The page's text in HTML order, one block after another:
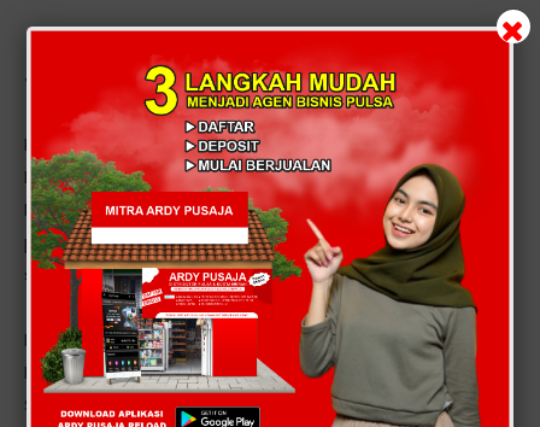
Tentang Kami
Kami adalah server, Distributor, Dealer Voucher Pulsa
Elektrik All Operator. Menyediakan Produk Voucher
Elektronik dan PPOB dengan sistem satu deposit untuk
pengisian multi operator, transaksi 24 jam non stop
setiap hari secara realtime.
Layanan kami meliputi seluruh provider seluler seperti :
Mentari, Indosat IM3, Simpati, AS, XL, Telkom, Esia, Ceria,
Smart, Axis, Three StarOne, Hepi dan Token Pln, dll